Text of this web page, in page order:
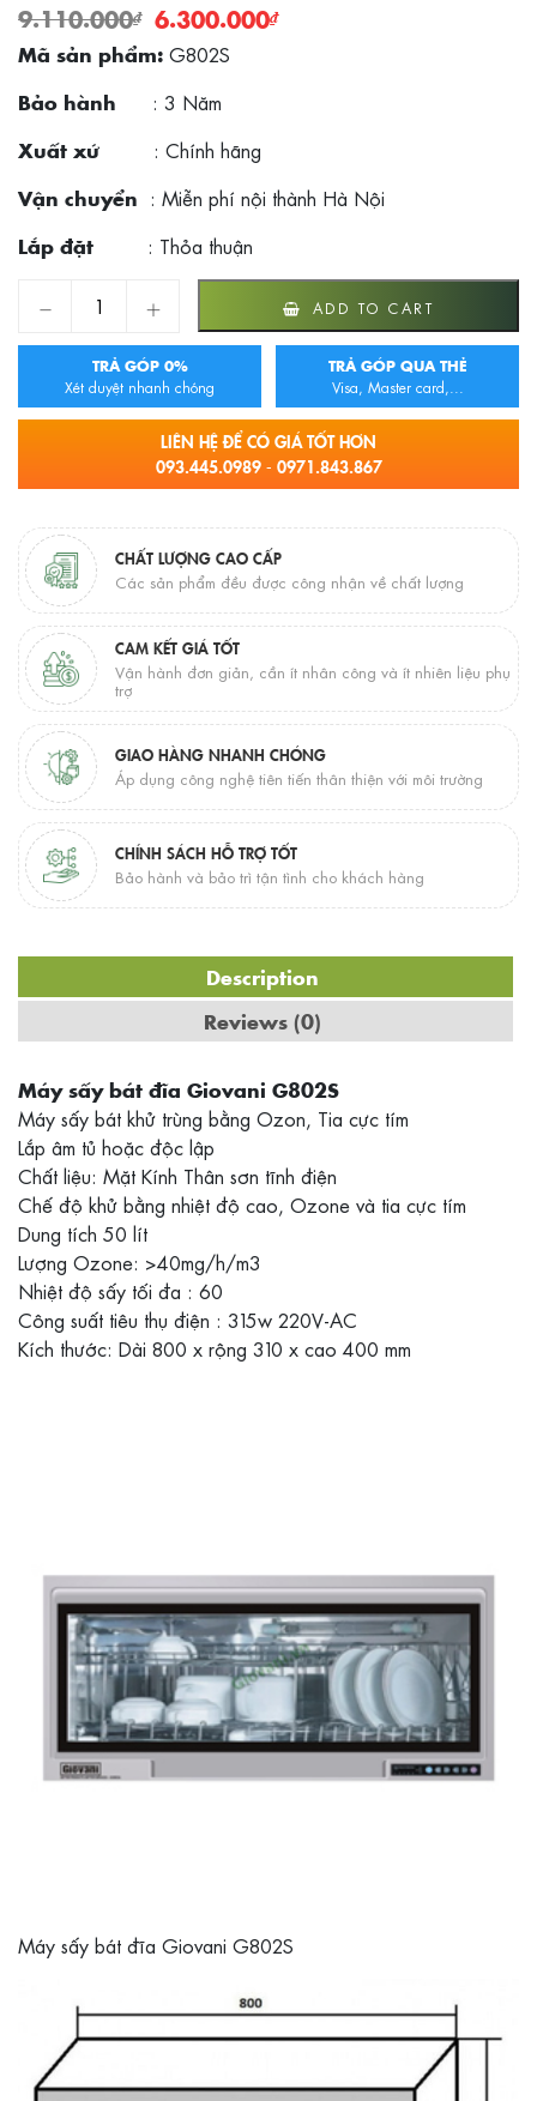
9.110.000₫ 6.300.000₫
Mã sản phẩm: G802S
Bảo hành : 3 Năm
Xuất xứ : Chính hãng
Vận chuyển : Miễn phí nội thành Hà Nội
Lắp đặt : Thỏa thuận
ADD TO CART
TRẢ GÓP 0%
Xét duyệt nhanh chóng
TRẢ GÓP QUA THẺ
Visa, Master card,...
LIÊN HỆ ĐỂ CÓ GIÁ TỐT HƠN
093.445.0989 - 0971.843.867
CHẤT LƯỢNG CAO CẤP
Các sản phẩm đều được công nhận về chất lượng
CAM KẾT GIÁ TỐT
Vận hành đơn giản, cần ít nhân công và ít nhiên liệu phụ
trợ
GIAO HÀNG NHANH CHÓNG
Áp dụng công nghệ tiên tiến thân thiện với môi trường
CHÍNH SÁCH HỖ TRỢ TỐT
Bảo hành và bảo trì tận tình cho khách hàng
Description
Reviews (0)
Máy sấy bát đĩa Giovani G802S
Máy sấy bát khử trùng bằng Ozon, Tia cực tím
Lắp âm tủ hoặc độc lập
Chất liệu: Mặt Kính Thân sơn tĩnh điện
Chế độ khử bằng nhiệt độ cao, Ozone và tia cực tím
Dung tích 50 lít
Lượng Ozone: >40mg/h/m3
Nhiệt độ sấy tối đa : 60
Công suất tiêu thụ điện : 315w 220V-AC
Kích thước: Dài 800 x rộng 310 x cao 400 mm
Máy sấy bát đĩa Giovani G802S